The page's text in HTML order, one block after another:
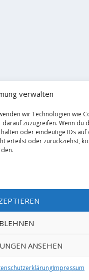
verwalten
wir Technologien wie
zuzugreifen. Wenn du
oder eindeutige IDs
erteilst oder zurückziehst,
ANSEHEN
Impressum